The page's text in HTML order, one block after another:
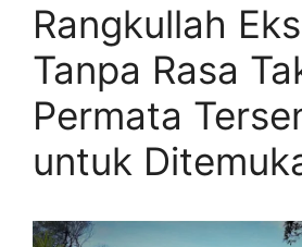
Rangkullah
Tanpa Rasa
Permata
untuk